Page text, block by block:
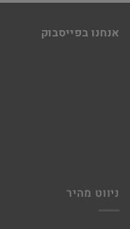
אנחנו בפייסבוק
ניווט מהיר